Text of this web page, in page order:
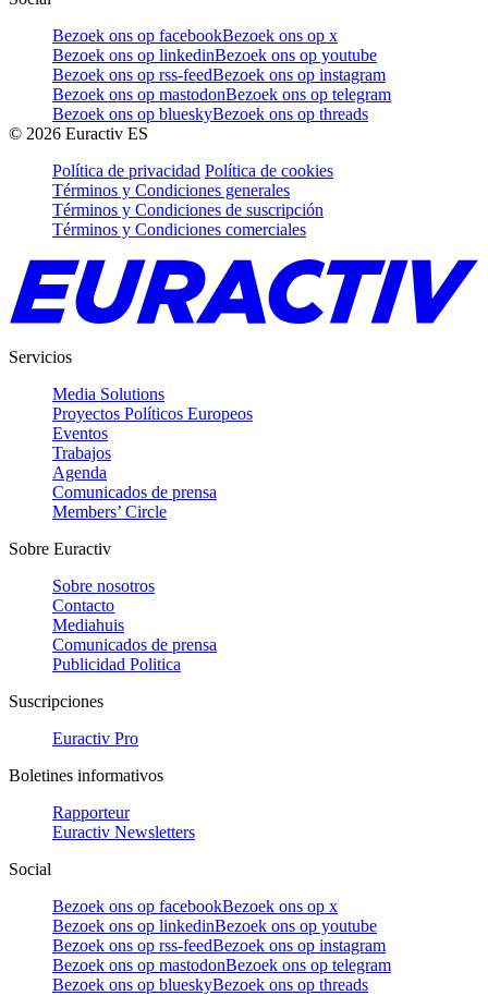
Bezoek ons op facebookBezoek ons op x
Bezoek ons op linkedinBezoek ons op youtube
Bezoek ons op rss-feedBezoek ons op instagram
Bezoek ons op mastodonBezoek ons op telegram
Bezoek ons op blueskyBezoek ons op threads
© 2026 Euractiv ES
Política de privacidad Política de cookies
Términos y Condiciones generales
Términos y Condiciones de suscripción
Términos y Condiciones comerciales
Servicios
Media Solutions
Proyectos Políticos Europeos
Eventos
Trabajos
Agenda
Comunicados de prensa
Members’ Circle
Sobre Euractiv
Sobre nosotros
Contacto
Mediahuis
Comunicados de prensa
Publicidad Politica
Suscripciones
Euractiv Pro
Boletines informativos
Rapporteur
Euractiv Newsletters
Social
Bezoek ons op facebookBezoek ons op x
Bezoek ons op linkedinBezoek ons op youtube
Bezoek ons op rss-feedBezoek ons op instagram
Bezoek ons op mastodonBezoek ons op telegram
Bezoek ons op blueskyBezoek ons op threads